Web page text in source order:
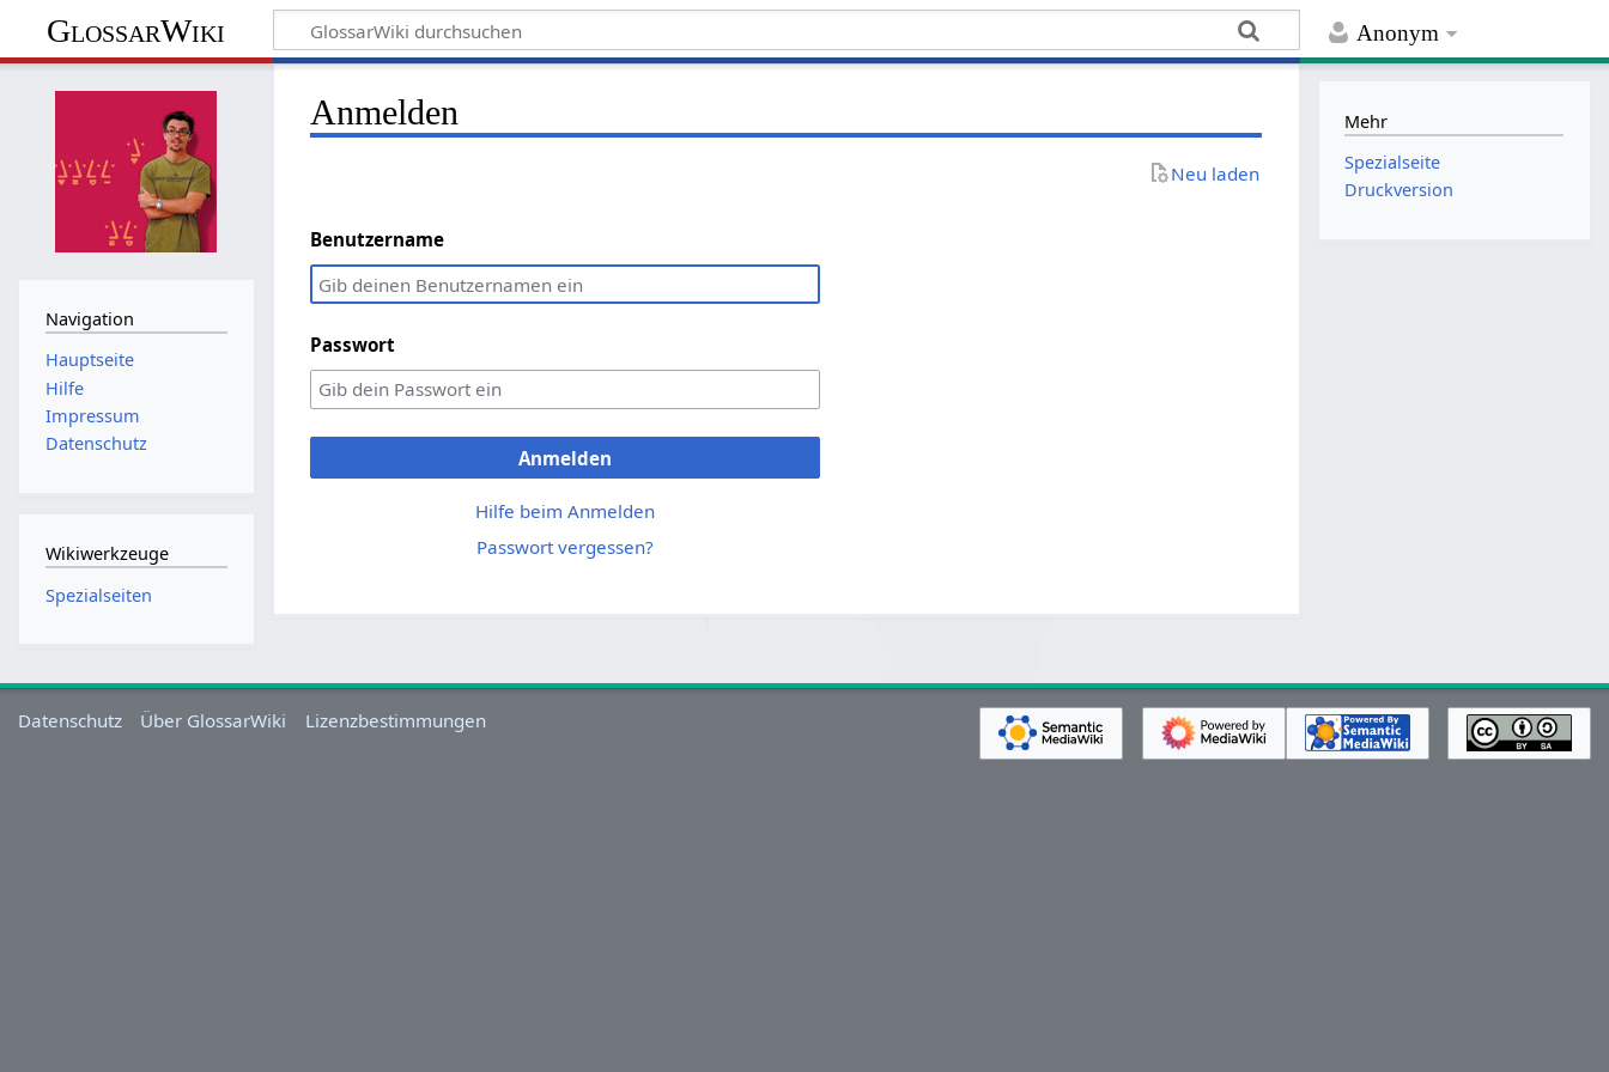
Anonym
GlossarWiki
Anmelden
Neu laden
Benutzername
Passwort
Anmelden
Hilfe beim Anmelden
Passwort vergessen?
Navigation
Hauptseite
Hilfe
Impressum
Datenschutz
Wikiwerkzeuge
Spezialseiten
Mehr
Spezialseite
Druckversion
Datenschutz Über GlossarWiki Lizenzbestimmungen